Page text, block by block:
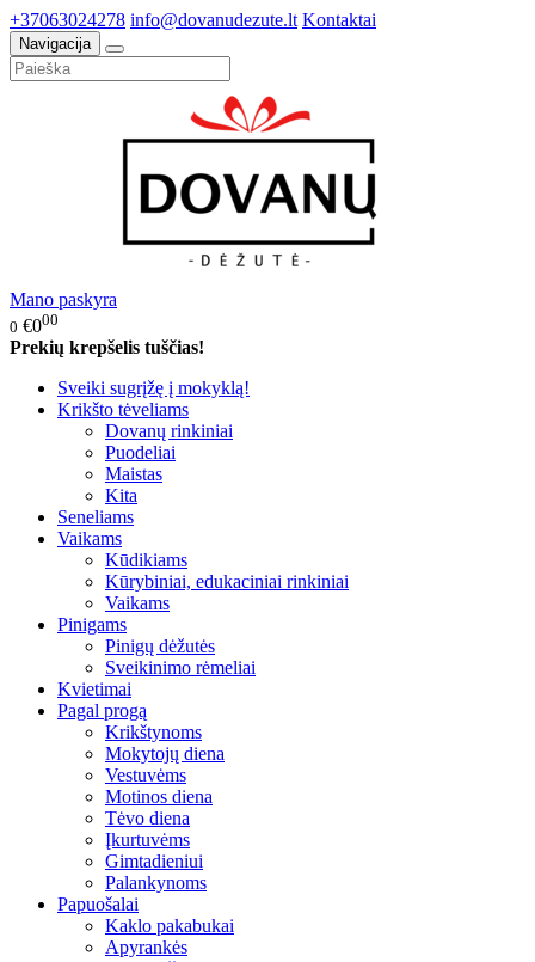
+37063024278 info@dovanudezute.lt Kontaktai
Navigacija
Mano paskyra
0 €000
Prekių krepšelis tuščias!
Sveiki sugrįžę į mokyklą!
Krikšto tėveliams
Dovanų rinkiniai
Puodeliai
Maistas
Kita
Seneliams
Vaikams
Kūdikiams
Kūrybiniai, edukaciniai rinkiniai
Vaikams
Pinigams
Pinigų dėžutės
Sveikinimo rėmeliai
Kvietimai
Pagal progą
Krikštynoms
Mokytojų diena
Vestuvėms
Motinos diena
Tėvo diena
Įkurtuvėms
Gimtadieniui
Palankynoms
Papuošalai
Kaklo pakabukai
Apyrankės